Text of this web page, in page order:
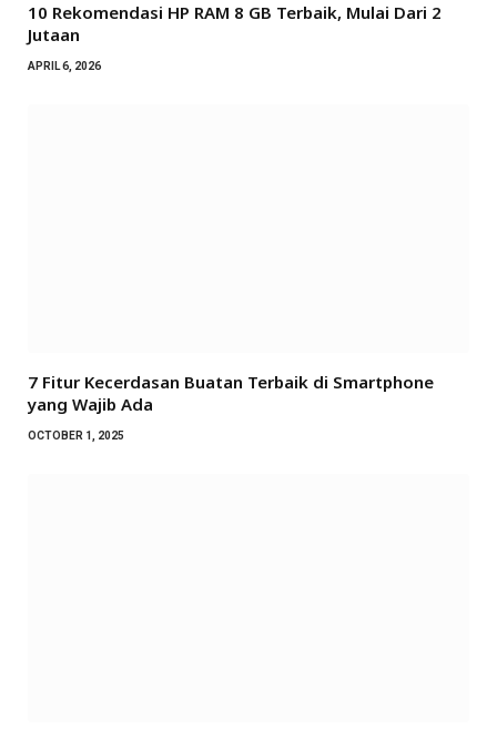
10 Rekomendasi HP RAM 8 GB Terbaik, Mulai Dari 2
Jutaan
APRIL 6, 2026
7 Fitur Kecerdasan Buatan Terbaik di Smartphone
yang Wajib Ada
OCTOBER 1, 2025